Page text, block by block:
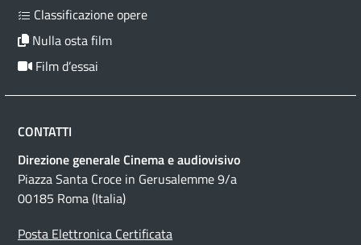
Classificazione opere
Nulla osta film
Film d’essai
CONTATTI
Direzione generale Cinema e audiovisivo
Piazza Santa Croce in Gerusalemme 9/a
00185 Roma (Italia)
Posta Elettronica Certificata